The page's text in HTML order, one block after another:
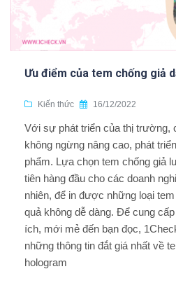
Ưu điểm của tem chống giả
Kiến thức 16/12/2022
Với sự phát triển của thị trường,
không ngừng nâng cao, phát
phẩm. Lựa chọn tem chống giả
tiên hàng đầu cho các doanh
nhiên, để in được những loại
quả không dễ dàng. Để cung
ích, mới mẻ đến bạn đọc,
những thông tin đắt giá nhất về
hologram